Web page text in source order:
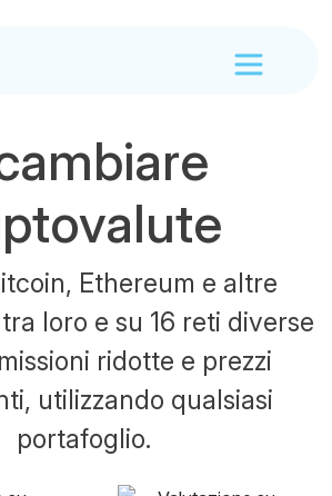
Ethereum e altre
loro e su 16 reti diverse
ridotte e prezzi
utilizzando qualsiasi
portafoglio.